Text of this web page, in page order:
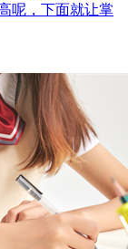
呢，下面就让掌